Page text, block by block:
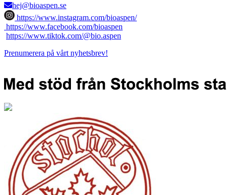
hej@bioaspen.se
https://www.instagram.com/bioaspen/
https://www.facebook.com/bioaspen
https://www.tiktok.com/@bio.aspen
Prenumerera på vårt nyhetsbrev!